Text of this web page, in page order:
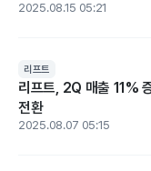
2025.08.15 05:21
리프트
리프트, 2Q 매출 11%
전환
2025.08.07 05:15